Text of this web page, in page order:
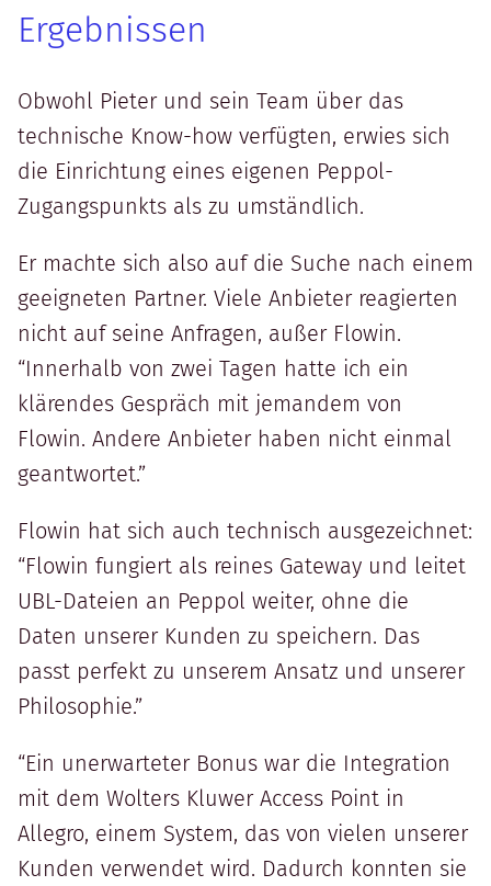
Ergebnissen
Obwohl Pieter und sein Team über das
technische Know-how verfügten, erwies sich
die Einrichtung eines eigenen Peppol-
Zugangspunkts als zu umständlich.
Er machte sich also auf die Suche nach einem
geeigneten Partner. Viele Anbieter reagierten
nicht auf seine Anfragen, außer Flowin.
“Innerhalb von zwei Tagen hatte ich ein
klärendes Gespräch mit jemandem von
Flowin. Andere Anbieter haben nicht einmal
geantwortet.”
Flowin hat sich auch technisch ausgezeichnet:
“Flowin fungiert als reines Gateway und leitet
UBL-Dateien an Peppol weiter, ohne die
Daten unserer Kunden zu speichern. Das
passt perfekt zu unserem Ansatz und unserer
Philosophie.”
“Ein unerwarteter Bonus war die Integration
mit dem Wolters Kluwer Access Point in
Allegro, einem System, das von vielen unserer
Kunden verwendet wird. Dadurch konnten sie